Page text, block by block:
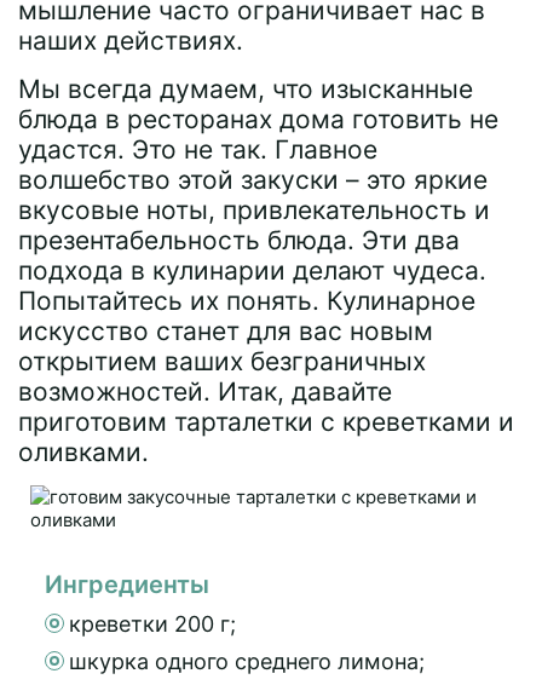
мышление часто ограничивает нас в
наших действиях.
Мы всегда думаем, что изысканные
блюда в ресторанах дома готовить не
удастся. Это не так. Главное
волшебство этой закуски – это яркие
вкусовые ноты, привлекательность и
презентабельность блюда. Эти два
подхода в кулинарии делают чудеса.
Попытайтесь их понять. Кулинарное
искусство станет для вас новым
открытием ваших безграничных
возможностей. Итак, давайте
приготовим тарталетки с креветками и
оливками.
Ингредиенты
креветки 200 г;
шкурка одного среднего лимона;